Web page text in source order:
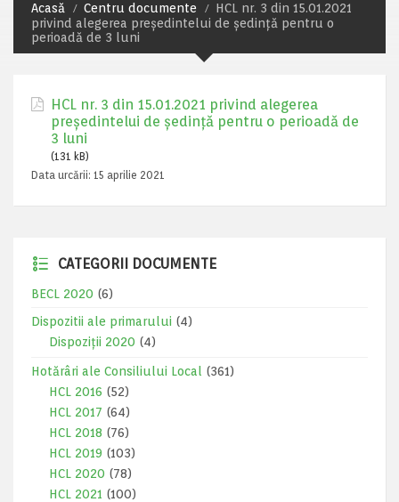
Acasă Centru documente
HCL nr. 3 din 15.01.2021
privind alegerea preşedintelui de şedinţă pentru o
perioadă de 3 luni
HCL nr. 3 din 15.01.2021 privind alegerea
preşedintelui de şedinţă pentru o perioadă de
3 luni
(131 kB)
Data urcării: 15 aprilie 2021
CATEGORII DOCUMENTE
BECL 2020 (6)
Dispozitii ale primarului (4)
Dispoziții 2020 (4)
Hotărâri ale Consiliului Local
(361)
HCL 2016 (52)
HCL 2017 (64)
HCL 2018 (76)
HCL 2019 (103)
HCL 2020 (78)
HCL 2021 (100)